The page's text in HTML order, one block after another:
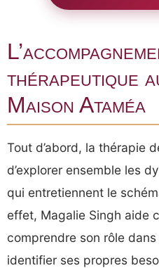
thérapeutique
Maison Ataméa
Tout d’abord, la thérapie
d’explorer ensemble les
qui entretiennent le
effet, Magalie Singh aide
comprendre son rôle
identifier ses propres